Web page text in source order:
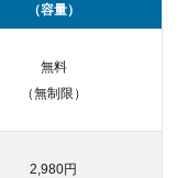
（容量）
無料
（無制限）
2,980円